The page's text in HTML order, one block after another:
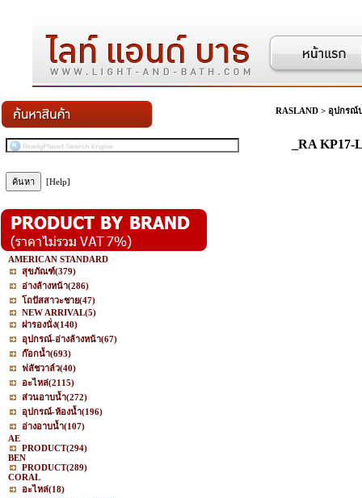
[Help]
AMERICAN STANDARD
สุขภัณฑ์(379)
อ่างล้างหน้า(286)
โถปัสสาวะชาย(47)
NEW ARRIVAL(5)
ฝารองนั่ง(140)
อุปกรณ์-อ่างล้างหน้า(67)
ก๊อกน้ำ(693)
ฟลัชวาล์ว(40)
อะไหล่(2115)
ส่วนอาบน้ำ(272)
อุปกรณ์-ห้องน้ำ(196)
อ่างอาบน้ำ(107)
AE
PRODUCT(294)
BEN
PRODUCT(289)
CORAL
อะไหล่(18)
RASLAND > อุปกรณ์
_RA